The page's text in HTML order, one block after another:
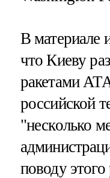
В материале
что Киеву
ракетами
российской
"несколько
поводу